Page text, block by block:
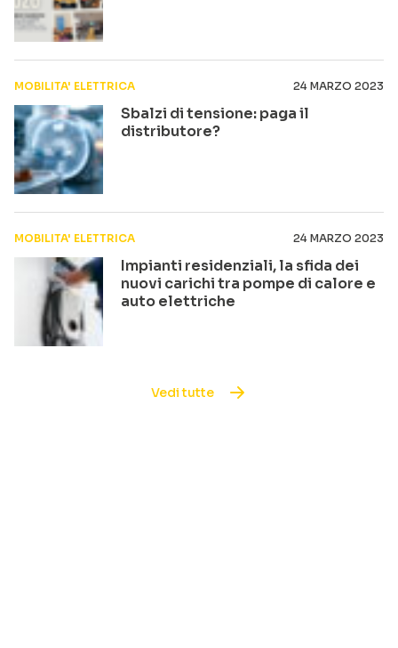
MOBILITA' ELETTRICA 24 MARZO 2023
Sbalzi di tensione: paga il
distributore?
MOBILITA' ELETTRICA 24 MARZO 2023
Impianti residenziali, la sfida dei
nuovi carichi tra pompe di calore e
auto elettriche
Vedi tutte